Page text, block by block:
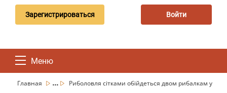
Зарегистрироваться Войти
Меню
Главная ...
Риболовля сітками обійдеться двом рибалкам у